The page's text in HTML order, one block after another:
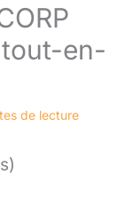
en-
de lecture